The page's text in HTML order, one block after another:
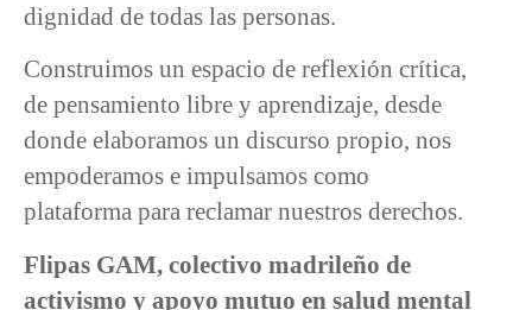
dignidad de todas las personas.
Construimos un espacio de reflexión crítica,
de pensamiento libre y aprendizaje, desde
donde elaboramos un discurso propio, nos
empoderamos e impulsamos como
plataforma para reclamar nuestros derechos.
Flipas GAM, colectivo madrileño de
activismo y apoyo mutuo en salud mental